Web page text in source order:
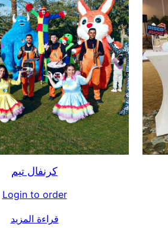
كرنفال تيم
Login to order
قراءة المزيد